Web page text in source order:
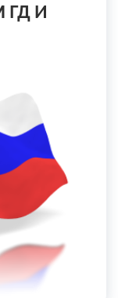
ГД И